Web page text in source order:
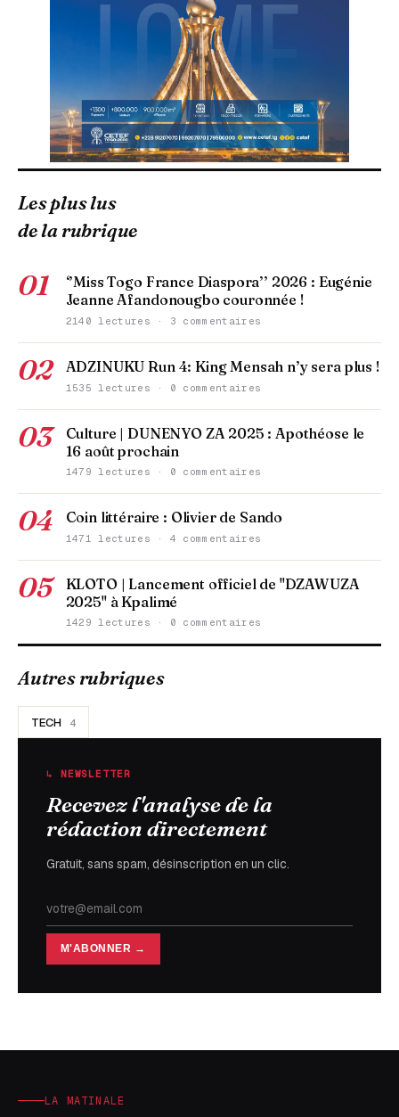
Les plus lus
de la rubrique
01
‘’Miss Togo France Diaspora’’ 2026 : Eugénie
Jeanne Afandonougbo couronnée !
2140 lectures · 3 commentaires
02 ADZINUKU Run 4: King Mensah n’y sera plus !
1535 lectures · 0 commentaires
03
Culture | DUNENYO ZA 2025 : Apothéose le
16 août prochain
1479 lectures · 0 commentaires
04 Coin littéraire : Olivier de Sando
1471 lectures · 4 commentaires
05
KLOTO | Lancement officiel de "DZAWUZA
2025" à Kpalimé
1429 lectures · 0 commentaires
Autres rubriques
TECH 4
↳ NEWSLETTER
Recevez l'analyse de la
rédaction directement
Gratuit, sans spam, désinscription en un clic.
M'ABONNER →
LA MATINALE